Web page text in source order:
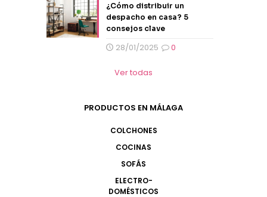
¿Cómo distribuir un
despacho en casa? 5
consejos clave
28/01/2025 0
Ver todas
PRODUCTOS EN MÁLAGA
COLCHONES
COCINAS
SOFÁS
ELECTRO-
DOMÉSTICOS